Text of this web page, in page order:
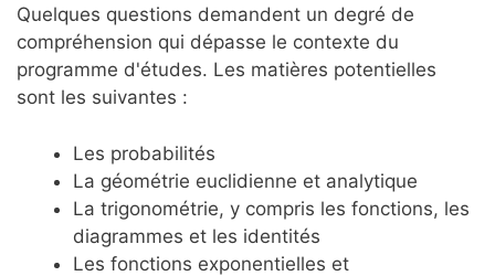
Quelques questions demandent un degré de
compréhension qui dépasse le contexte du
programme d'études. Les matières potentielles
sont les suivantes :
Les probabilités
La géométrie euclidienne et analytique
La trigonométrie, y compris les fonctions, les
diagrammes et les identités
Les fonctions exponentielles et